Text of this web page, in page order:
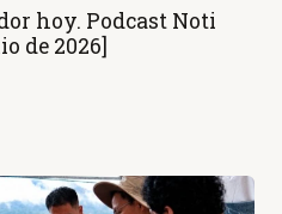
hoy. Podcast Noti
de 2026]